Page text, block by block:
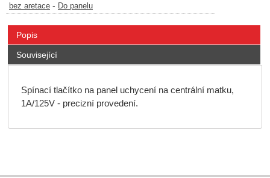
bez aretace - Do panelu
Popis
Související
Spínací tlačítko na panel uchycení na centrální matku,
1A/125V - precizní provedení.